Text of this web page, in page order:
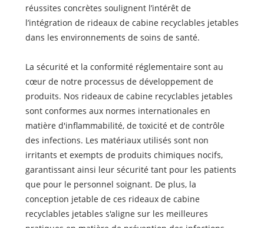
réussites concrètes soulignent l’intérêt de
l’intégration de rideaux de cabine recyclables jetables
dans les environnements de soins de santé.
La sécurité et la conformité réglementaire sont au
cœur de notre processus de développement de
produits. Nos rideaux de cabine recyclables jetables
sont conformes aux normes internationales en
matière d'inflammabilité, de toxicité et de contrôle
des infections. Les matériaux utilisés sont non
irritants et exempts de produits chimiques nocifs,
garantissant ainsi leur sécurité tant pour les patients
que pour le personnel soignant. De plus, la
conception jetable de ces rideaux de cabine
recyclables jetables s'aligne sur les meilleures